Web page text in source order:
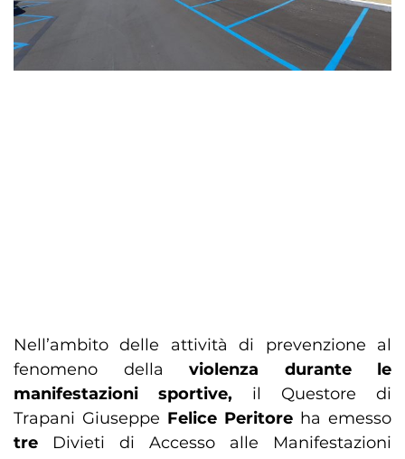
Nell’ambito delle attività di prevenzione al
fenomeno della violenza durante le
manifestazioni sportive, il Questore di
Trapani Giuseppe Felice Peritore ha emesso
tre Divieti di Accesso alle Manifestazioni